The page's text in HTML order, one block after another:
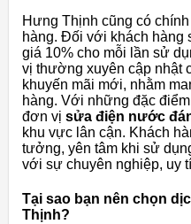
Hưng Thịnh cũng có
hàng. Đối với khách hàng
giá 10% cho mỗi lần sử
vị thường xuyên cập nhật
khuyến mãi mới, nhằm
hàng. Với những đặc
đơn vị sửa điện nước
khu vực lân cận. Khách
tưởng, yên tâm khi sử
với sự chuyên nghiệp, uy
Tại sao bạn nên chọn
Thịnh?